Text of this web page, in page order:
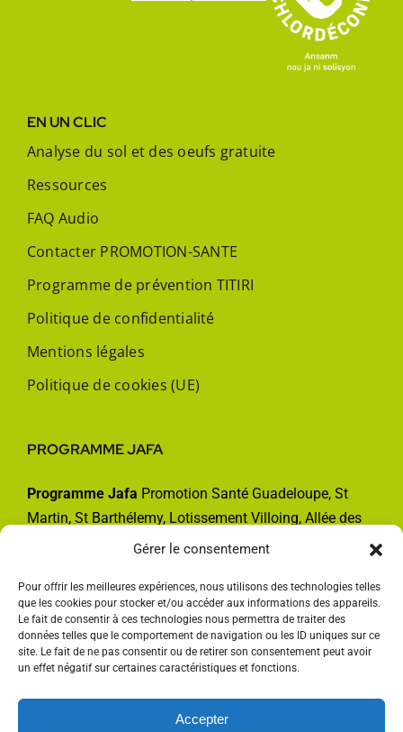
Gérer le consentement
Pour offrir les meilleures expériences, nous utilisons des technologies telles
que les cookies pour stocker et/ou accéder aux informations des appareils.
Le fait de consentir à ces technologies nous permettra de traiter des
données telles que le comportement de navigation ou les ID uniques sur ce
site. Le fait de ne pas consentir ou de retirer son consentement peut avoir
un effet négatif sur certaines caractéristiques et fonctions.
Accepter
EN UN CLIC
Analyse du sol et des oeufs gratuite
Ressources
FAQ Audio
Contacter PROMOTION-SANTE
Programme de prévention TITIRI
Politique de confidentialité
Mentions légales
Politique de cookies (UE)
PROGRAMME JAFA
Programme Jafa Promotion Santé Guadeloupe, St
Martin, St Barthélemy, Lotissement Villoing, Allée des
Acajous, 97120 SAINT-CLAUDE.
Email :jafa@promotion-sante.gp
Web :jafa.promotion-sante.gp